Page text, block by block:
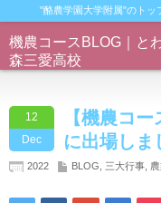
"酪農学園大学附属"のトッ
機農コースBLOG｜と
森三愛高校
12
Dec
【機農コ
に出場しま
2022 BLOG 三大行事